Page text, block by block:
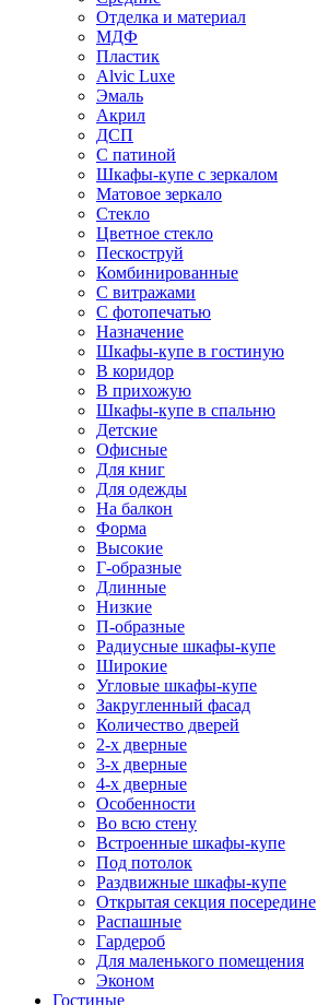
Отделка и материал
МДФ
Пластик
Alvic Luxe
Эмаль
Акрил
ДСП
С патиной
Шкафы-купе с зеркалом
Матовое зеркало
Стекло
Цветное стекло
Пескоструй
Комбинированные
С витражами
С фотопечатью
Назначение
Шкафы-купе в гостиную
В коридор
В прихожую
Шкафы-купе в спальню
Детские
Офисные
Для книг
Для одежды
На балкон
Форма
Высокие
Г-образные
Длинные
Низкие
П-образные
Радиусные шкафы-купе
Широкие
Угловые шкафы-купе
Закругленный фасад
Количество дверей
2-х дверные
3-х дверные
4-х дверные
Особенности
Во всю стену
Встроенные шкафы-купе
Под потолок
Раздвижные шкафы-купе
Открытая секция посередине
Распашные
Гардероб
Для маленького помещения
Эконом
Гостиные